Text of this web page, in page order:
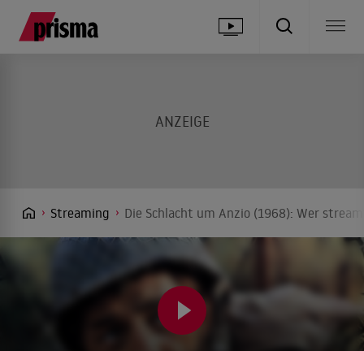
Streaming Die Schlacht um Anzio (1968): Wer